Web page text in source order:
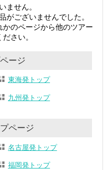
ません。
がございませんでした。
のページから他のツアー
さい。
ージ
東海発トップ
九州発トップ
ページ
名古屋発トップ
福岡発トップ